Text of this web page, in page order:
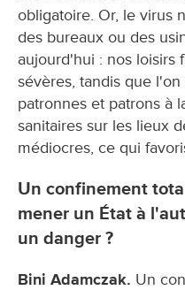
obligatoire. Or, le virus
des bureaux ou des
aujourd'hui : nos loisirs
sévères, tandis que
patronnes et patrons à
sanitaires sur les lieux
médiocres, ce qui
Un confinement
mener un État à
un danger ?
Bini Adamczak. Un